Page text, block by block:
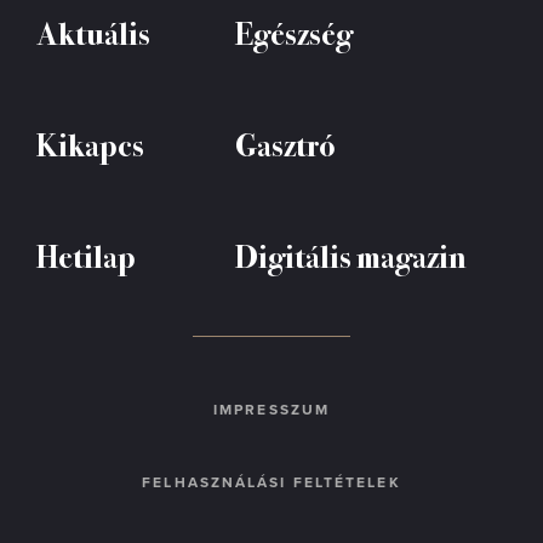
Aktuális Egészség
Kikapcs Gasztró
Hetilap Digitális magazin
IMPRESSZUM
FELHASZNÁLÁSI FELTÉTELEK